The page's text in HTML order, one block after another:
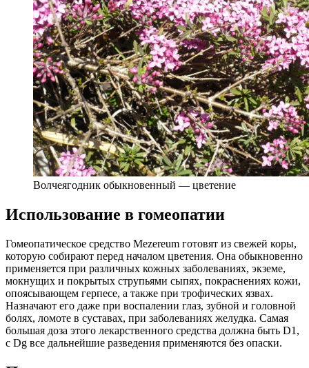
Волчеягодник обыкновенный — цветение
Использование в гомеопатии
Гомеопатическое средство Mezereum готовят из свежей коры,
которую собирают перед началом цветения. Она обыкновенно
применяется при различных кожных заболеваниях, экземе,
мокнущих и покрытых струпьями сыпях, покраснениях кожи,
опоясывающем герпесе, а также при трофических язвах.
Назначают его даже при воспалении глаз, зубной и головной
болях, ломоте в суставах, при заболеваниях желудка. Самая
большая доза этого лекарственного средства должна быть D1,
с Dg все дальнейшие разведения применяются без опаски.